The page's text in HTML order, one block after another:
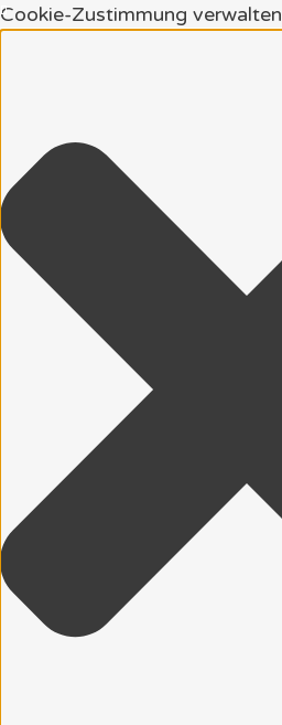
Cookie-Zustimmung verwalten